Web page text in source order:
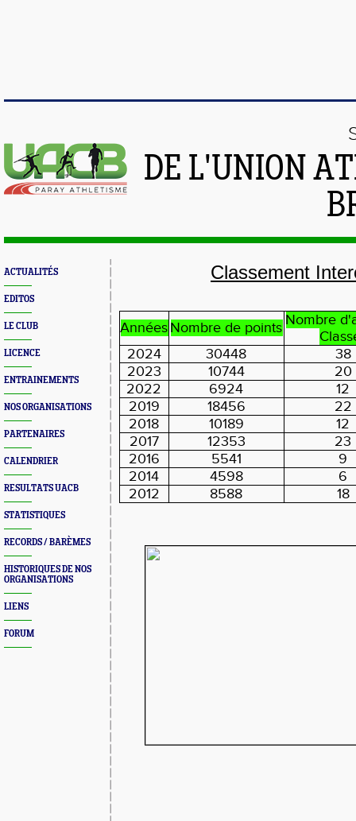
DE L'UNION
ACTUALITÉS
EDITOS
LE CLUB
LICENCE
ENTRAINEMENTS
NOS ORGANISATIONS
PARTENAIRES
CALENDRIER
RESULTATS UACB
STATISTIQUES
RECORDS / BARÈMES
HISTORIQUES DE NOS
ORGANISATIONS
LIENS
FORUM
Classement
AnnéesNombre de points Nombre
2024
30448
38
2023
10744
20
2022
6924
12
2019
18456
22
2018
10189
12
2017
12353
23
2016
5541
9
2014
4598
6
2012
8588 18